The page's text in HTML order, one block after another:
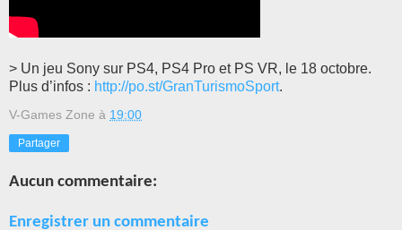
> Un jeu Sony sur PS4, PS4 Pro et PS VR, le 18 octobre.
Plus d’infos : http://po.st/GranTurismoSport.
V-Games Zone à 19:00
Partager
Aucun commentaire:
Enregistrer un commentaire